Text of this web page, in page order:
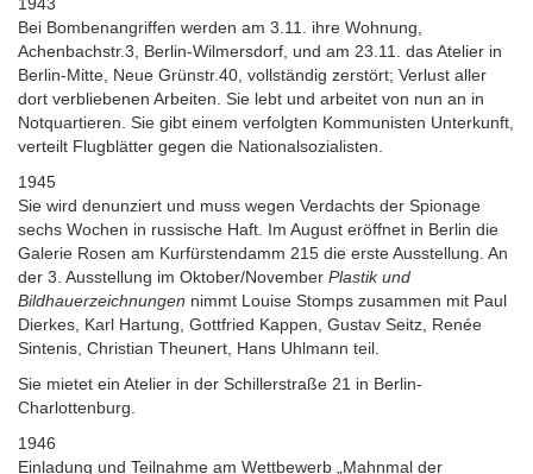
Bei Bombenangriffen werden am 3.11. ihre Wohnung,
Achenbachstr.3, Berlin-Wilmersdorf, und am 23.11. das Atelier in
Berlin-Mitte, Neue Grünstr.40, vollständig zerstört; Verlust aller
dort verbliebenen Arbeiten. Sie lebt und arbeitet von nun an in
Notquartieren. Sie gibt einem verfolgten Kommunisten Unterkunft,
verteilt Flugblätter gegen die Nationalsozialisten.
1945
Sie wird denunziert und muss wegen Verdachts der Spionage
sechs Wochen in russische Haft. Im August eröffnet in Berlin die
Galerie Rosen am Kurfürstendamm 215 die erste Ausstellung. An
der 3. Ausstellung im Oktober/November Plastik und
Bildhauerzeichnungen nimmt Louise Stomps zusammen mit Paul
Dierkes, Karl Hartung, Gottfried Kappen, Gustav Seitz, Renée
Sintenis, Christian Theunert, Hans Uhlmann teil.
Sie mietet ein Atelier in der Schillerstraße 21 in Berlin-
Charlottenburg.
1946
Einladung und Teilnahme am Wettbewerb „Mahnmal der